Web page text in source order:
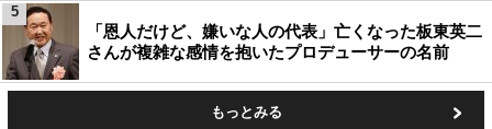
「恩人だけど、嫌いな人の代表」亡くなった板東英二
さんが複雑な感情を抱いたプロデューサーの名前
5
もっとみる